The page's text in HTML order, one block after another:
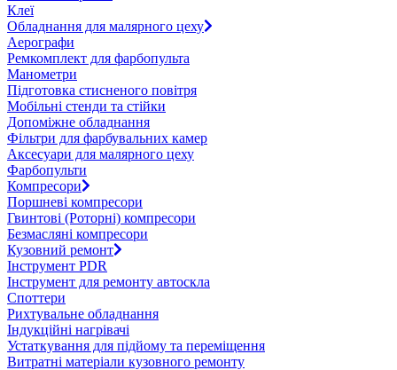
Клеї
Обладнання для малярного цеху
Аерографи
Ремкомплект для фарбопульта
Манометри
Підготовка стисненого повітря
Мобільні стенди та стійки
Допоміжне обладнання
Фільтри для фарбувальних камер
Аксесуари для малярного цеху
Фарбопульти
Компресори
Поршневі компресори
Гвинтові (Роторні) компресори
Безмасляні компресори
Кузовний ремонт
Інструмент PDR
Інструмент для ремонту автоскла
Споттери
Рихтувальне обладнання
Індукційні нагрівачі
Устаткування для підйому та переміщення
Витратні матеріали кузовного ремонту